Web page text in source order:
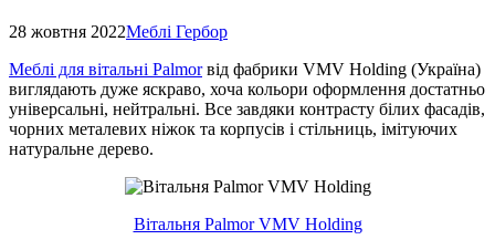
28 жовтня 2022Меблі Гербор
Меблі для вітальні Palmorвід фабрики VMV Holding (Україна)
виглядають дуже яскраво, хоча кольори оформлення достатньо
універсальні, нейтральні. Все завдяки контрасту білих фасадів,
чорних металевих ніжок та корпусів і стільниць, імітуючих
натуральне дерево.
Вітальня Palmor VMV Holding